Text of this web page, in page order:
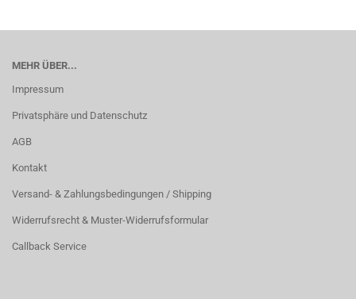
MEHR ÜBER...
Impressum
Privatsphäre und Datenschutz
AGB
Kontakt
Versand- & Zahlungsbedingungen / Shipping
Widerrufsrecht & Muster-Widerrufsformular
Callback Service